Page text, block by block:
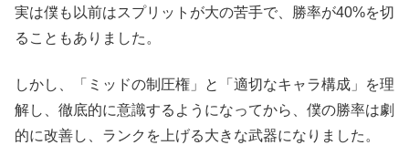
実は僕も以前はスプリットが大の苦手で、勝率が40%を切
ることもありました。
しかし、「ミッドの制圧権」と「適切なキャラ構成」を理
解し、徹底的に意識するようになってから、僕の勝率は劇
的に改善し、ランクを上げる大きな武器になりました。